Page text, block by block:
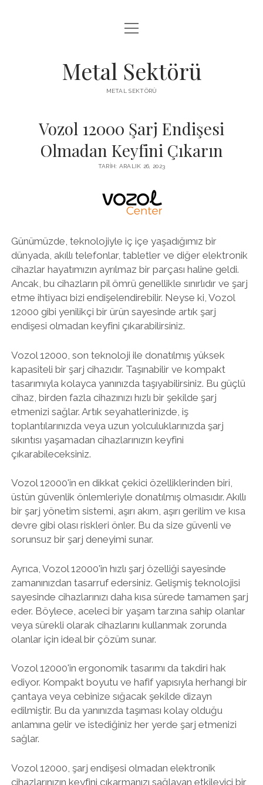
LISTE
SPOTIFY TAKIPÇI KAZANMA
menüyü
aç
Metal Sektörü
METAL SEKTÖRÜ
Vozol 12000 Şarj Endişesi
Olmadan Keyfini Çıkarın
TARIH: ARALIK 26, 2023
Günümüzde, teknolojiyle iç içe yaşadığımız bir
dünyada, akıllı telefonlar, tabletler ve diğer elektronik
cihazlar hayatımızın ayrılmaz bir parçası haline geldi.
Ancak, bu cihazların pil ömrü genellikle sınırlıdır ve şarj
etme ihtiyacı bizi endişelendirebilir. Neyse ki, Vozol
12000 gibi yenilikçi bir ürün sayesinde artık şarj
endişesi olmadan keyfini çıkarabilirsiniz.
Vozol 12000, son teknoloji ile donatılmış yüksek
kapasiteli bir şarj cihazıdır. Taşınabilir ve kompakt
tasarımıyla kolayca yanınızda taşıyabilirsiniz. Bu güçlü
cihaz, birden fazla cihazınızı hızlı bir şekilde şarj
etmenizi sağlar. Artık seyahatlerinizde, iş
toplantılarınızda veya uzun yolculuklarınızda şarj
sıkıntısı yaşamadan cihazlarınızın keyfini
çıkarabileceksiniz.
Vozol 12000'in en dikkat çekici özelliklerinden biri,
üstün güvenlik önlemleriyle donatılmış olmasıdır. Akıllı
bir şarj yönetim sistemi, aşırı akım, aşırı gerilim ve kısa
devre gibi olası riskleri önler. Bu da size güvenli ve
sorunsuz bir şarj deneyimi sunar.
Ayrıca, Vozol 12000'in hızlı şarj özelliği sayesinde
zamanınızdan tasarruf edersiniz. Gelişmiş teknolojisi
sayesinde cihazlarınızı daha kısa sürede tamamen şarj
eder. Böylece, aceleci bir yaşam tarzına sahip olanlar
veya sürekli olarak cihazlarını kullanmak zorunda
olanlar için ideal bir çözüm sunar.
Vozol 12000'in ergonomik tasarımı da takdiri hak
ediyor. Kompakt boyutu ve hafif yapısıyla herhangi bir
çantaya veya cebinize sığacak şekilde dizayn
edilmiştir. Bu da yanınızda taşıması kolay olduğu
anlamına gelir ve istediğiniz her yerde şarj etmenizi
sağlar.
Vozol 12000, şarj endişesi olmadan elektronik
cihazlarınızın keyfini çıkarmanızı sağlayan etkileyici bir